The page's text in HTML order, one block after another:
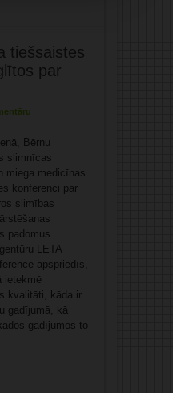
tiešsaistes
par
Bērnu
slimnīcas
miega medicīnas
konferenci par
slimības
padomus
LETA
apspriedīs,
ietekmē
kvalitāti, kāda ir
gadījumā, kā
gadījumos to